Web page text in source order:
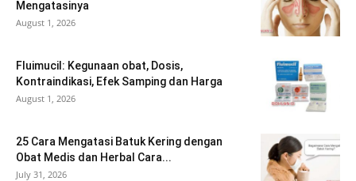
Mengatasinya
August 1, 2026
Fluimucil: Kegunaan obat, Dosis,
Kontraindikasi, Efek Samping dan Harga
August 1, 2026
25 Cara Mengatasi Batuk Kering dengan
Obat Medis dan Herbal Cara...
July 31, 2026